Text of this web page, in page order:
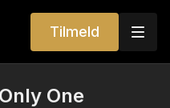
Tilmeld
One